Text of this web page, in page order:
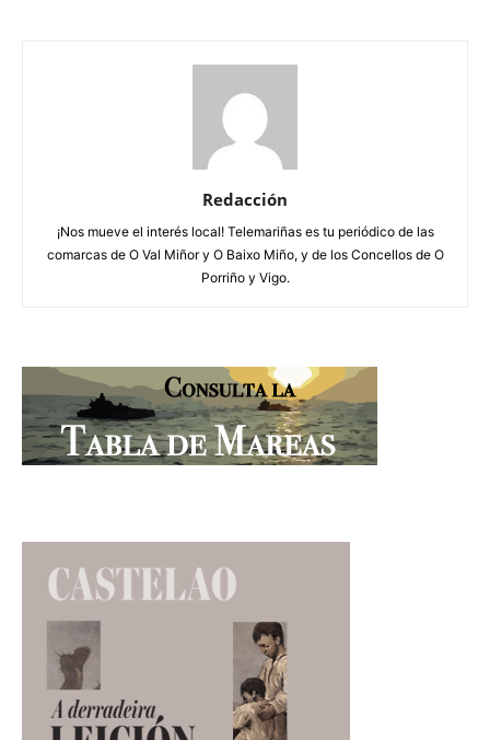
Redacción
¡Nos mueve el interés local! Telemariñas es tu periódico de las
comarcas de O Val Miñor y O Baixo Miño, y de los Concellos de O
Porriño y Vigo.